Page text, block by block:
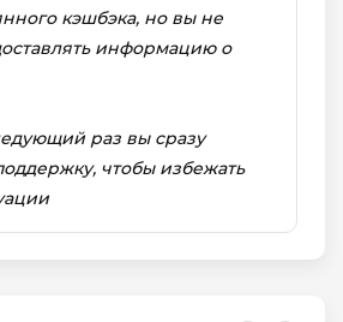
кэшбэка, но вы не
информацию о
раз вы сразу
чтобы избежать